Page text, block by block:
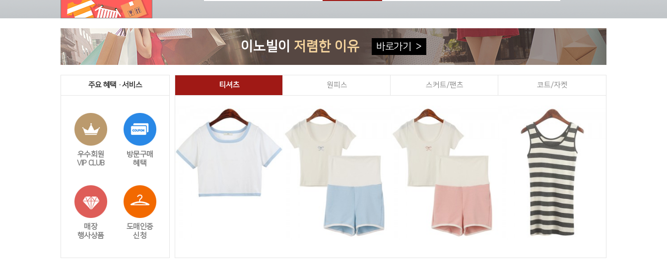
이노빌이 저렴한 이유 바로가기 >
주요 혜택 · 서비스
우수회원
VIP CLUB
방문구매
혜택
매장
행사상품
도매인증
신청
티셔츠 원피스 스커트/팬츠 코트/자켓